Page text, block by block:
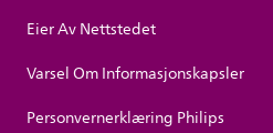
Eier Av Nettstedet
Varsel Om Informasjonskapsler
Personvernerklæring Philips